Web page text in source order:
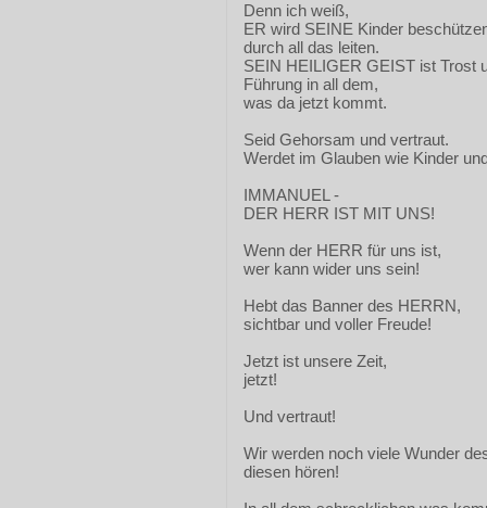
Denn ich weiß,
ER wird SEINE Kinder
durch all das leiten.
SEIN HEILIGER GEIST ist Trost
Führung in all dem,
was da jetzt kommt.
Seid Gehorsam und vertraut.
Werdet im Glauben wie Kinder
IMMANUEL -
DER HERR IST MIT UNS!
Wenn der HERR für uns ist,
wer kann wider uns sein!
Hebt das Banner des HERRN,
sichtbar und voller Freude!
Jetzt ist unsere Zeit,
jetzt!
Und vertraut!
Wir werden noch viele Wunder
diesen hören!